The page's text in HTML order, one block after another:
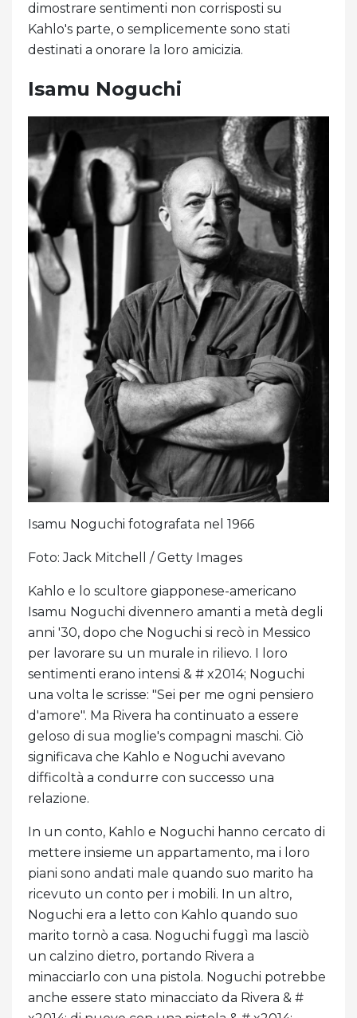
dimostrare sentimenti non corrisposti su
Kahlo's parte, o semplicemente sono stati
destinati a onorare la loro amicizia.
Isamu Noguchi
Isamu Noguchi fotografata nel 1966
Foto: Jack Mitchell / Getty Images
Kahlo e lo scultore giapponese-americano
Isamu Noguchi divennero amanti a metà degli
anni '30, dopo che Noguchi si recò in Messico
per lavorare su un murale in rilievo. I loro
sentimenti erano intensi & # x2014; Noguchi
una volta le scrisse: "Sei per me ogni pensiero
d'amore". Ma Rivera ha continuato a essere
geloso di sua moglie's compagni maschi. Ciò
significava che Kahlo e Noguchi avevano
difficoltà a condurre con successo una
relazione.
In un conto, Kahlo e Noguchi hanno cercato di
mettere insieme un appartamento, ma i loro
piani sono andati male quando suo marito ha
ricevuto un conto per i mobili. In un altro,
Noguchi era a letto con Kahlo quando suo
marito tornò a casa. Noguchi fuggì ma lasciò
un calzino dietro, portando Rivera a
minacciarlo con una pistola. Noguchi potrebbe
anche essere stato minacciato da Rivera & #